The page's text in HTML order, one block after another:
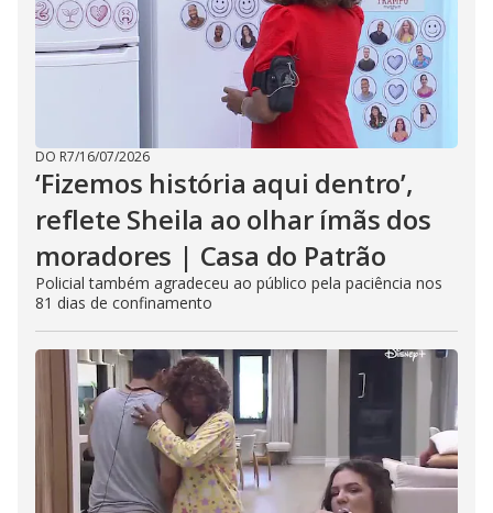
DO R7/16/07/2026
‘Fizemos história aqui dentro’,
reflete Sheila ao olhar ímãs dos
moradores | Casa do Patrão
Policial também agradeceu ao público pela paciência nos
81 dias de confinamento